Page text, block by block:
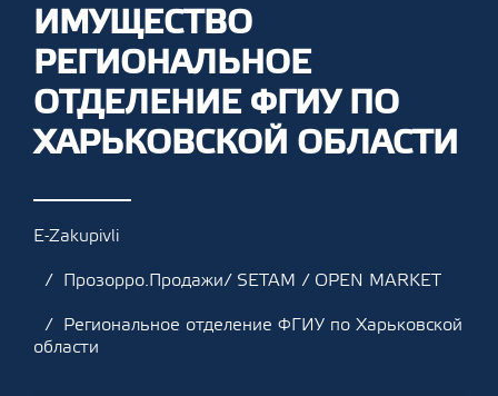
ИМУЩЕСТВО
РЕГИОНАЛЬНОЕ
ОТДЕЛЕНИЕ ФГИУ ПО
ХАРЬКОВСКОЙ ОБЛАСТИ
E-Zakupivli
Прозорро.Продажи/ SETAM / OPEN MARKET
Региональное отделение ФГИУ по Харьковской
области